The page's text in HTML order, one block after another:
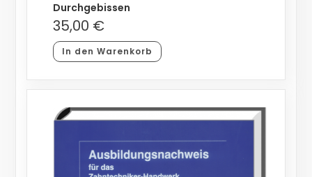
Durchgebissen
35,00 €
In den Warenkorb